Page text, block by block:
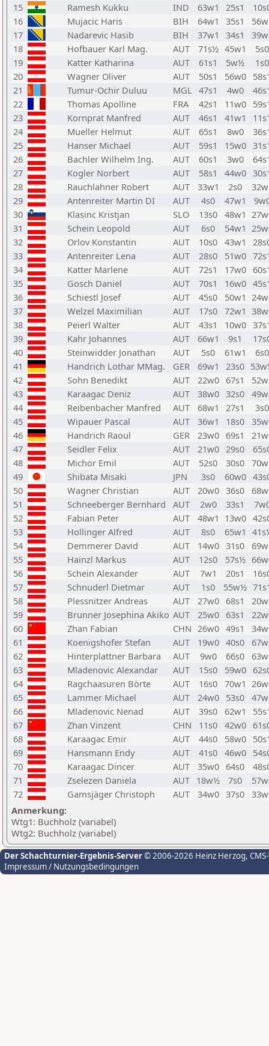
15
Ramesh Kukku IND 63w1 25s1
16
Mujacic Haris BIH 64w1 35s1
17
Nadarevic Hasib BIH 37w1 34s1
18
Hofbauer Karl Mag. AUT 71s½ 45w1
5s0
19
Katter Katharina AUT 61s1 5w½
1s0
20
Wagner Oliver AUT 50s1 56w0
21
Tumur-Ochir Duluu MGL 47s1 4w0
22
Thomas Apolline FRA 42s1 11w0
23
Kornprat Manfred AUT 46s1 41w1
24
Mueller Helmut AUT 65s1 8w0
25
Hanser Michael AUT 59s1 15w0
26
Bachler Wilhelm Ing. AUT 60s1 3w0
27
Kogler Norbert AUT 58s1 44w0
28
Rauchlahner Robert AUT 33w1 2s0
29
Antenreiter Martin DI AUT 4s0 47w1
30
Klasinc Kristjan SLO 13s0 48w1
31
Schein Leopold AUT 6s0 54w1
32
Orlov Konstantin AUT 10s0 43w1
33
Antenreiter Lena AUT 28s0 51w0
34
Katter Marlene AUT 72s1 17w0
35
Gosch Daniel AUT 70s1 16w0
36
Schiestl Josef AUT 45s0 50w1
37
Welzel Maximilian AUT 17s0 72w1
38
Peierl Walter AUT 43s1 10w0
39
Kahr Johannes AUT 66w1 9s1
40
Steinwidder Jonathan AUT 5s0 61w1
6s0
41
Handrich Lothar MMag. GER 69w1 23s0
42
Sohn Benedikt AUT 22w0 67s1
43
Karaagac Deniz AUT 38w0 32s0
44
Reibenbacher Manfred AUT 68w1 27s1
3s0
45
Wipauer Pascal AUT 36w1 18s0
46
Handrich Raoul GER 23w0 69s1
47
Seidler Felix AUT 21w0 29s0
48
Michor Emil AUT 52s0 30s0
49
Shibata Misaki JPN 3s0 60w0
50
Wagner Christian AUT 20w0 36s0
51
Schneeberger Bernhard AUT 2w0 33s1
52
Fabian Peter AUT 48w1 13w0
53
Hollinger Alfred AUT 8s0 65w1
54
Demmerer David AUT 14w0 31s0
55
Hainzl Markus AUT 12s0 57s½
56
Schein Alexander AUT 7w1 20s1
57
Schnuderl Dietmar AUT 1s0 55w½
58
Plessnitzer Andreas AUT 27w0 68s1
59
Brunner Josephina Akiko AUT 25w0 63s1
60
Zhan Fabian CHN 26w0 49s1
61
Koenigshofer Stefan AUT 19w0 40s0
62
Hinterplattner Barbara AUT 9w0 66s0
63
Mladenovic Alexandar AUT 15s0 59w0
64
Ragchaasuren Börte AUT 16s0 70w1
65
Lammer Michael AUT 24w0 53s0
66
Mladenovic Nenad AUT 39s0 62w1
67
Zhan Vinzent CHN 11s0 42w0
68
Karaagac Emir AUT 44s0 58w0
69
Hansmann Endy AUT 41s0 46w0
70
Karaagac Dincer AUT 35w0 64s0
71
Zselezen Daniela AUT 18w½ 7s0
72
Gamsjäger Christoph AUT 34w0 37s0
Anmerkung:
Wtg1: Buchholz (variabel)
Wtg2: Buchholz (variabel)
Der Schachturnier-Ergebnis-Server© 2006-2026 Heinz Herzog,
Impressum / Nutzungsbedingungen